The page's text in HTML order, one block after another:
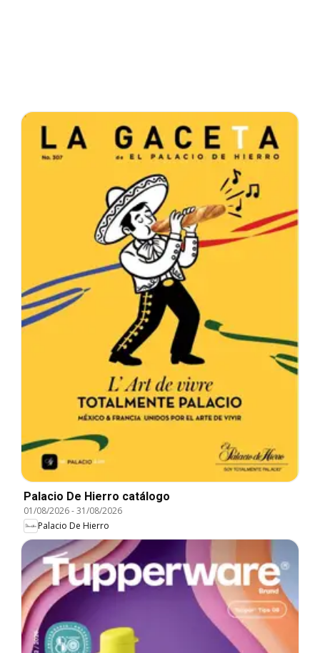
Palacio De Hierro catálogo
01/08/2026-31/08/2026
Palacio De Hierro